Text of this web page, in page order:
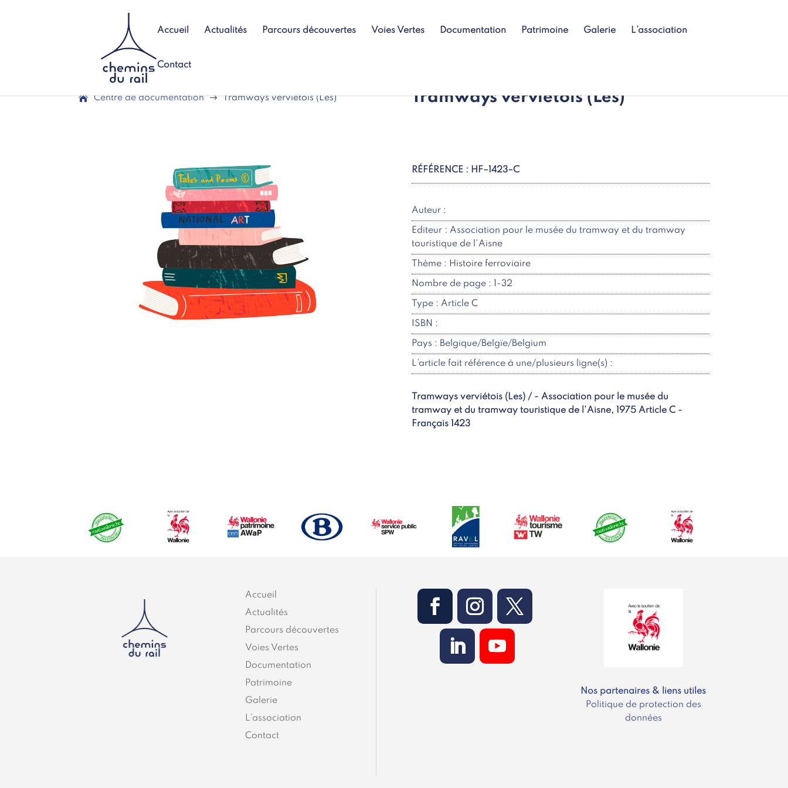
Accueil Actualités Parcours découvertes Voies Vertes Documentation Patrimoine Galerie L’association
Contact
Centre de documentation $ Tramways verviétois (Les) Tramways verviétois (Les)
RÉFÉRENCE : HF–1423–C
Auteur :
Editeur : Association pour le musée du tramway et du tramway
touristique de l'Aisne
Thème : Histoire ferroviaire
Nombre de page : 1-32
Type : Article C
ISBN :
Pays : Belgique/Belgïe/Belgium
L’article fait référence à une/plusieurs ligne(s) :
Tramways verviétois (Les) / - Association pour le musée du
tramway et du tramway touristique de l'Aisne, 1975 Article C -
Français 1423
Accueil
Actualités
Parcours découvertes
Voies Vertes
Documentation
Patrimoine
Galerie
L’association
Contact
Nos partenaires & liens utiles
Politique de protection des
données